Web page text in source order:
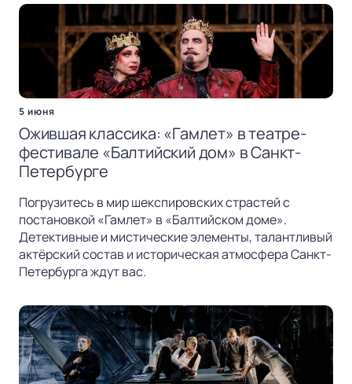
5 июня
Ожившая классика: «Гамлет» в театре-
фестивале «Балтийский дом» в Санкт-
Петербурге
Погрузитесь в мир шекспировских страстей с
постановкой «Гамлет» в «Балтийском доме».
Детективные и мистические элементы, талантливый
актёрский состав и историческая атмосфера Санкт-
Петербурга ждут вас.